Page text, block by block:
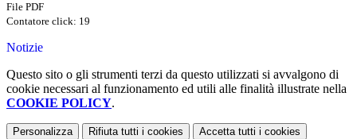
File PDF
Contatore click: 19
Notizie
Questo sito o gli strumenti terzi da questo utilizzati si avvalgono di
cookie necessari al funzionamento ed utili alle finalità illustrate nella
COOKIE POLICY.
Personalizza Rifiuta tutti i cookies Accetta tutti i cookies